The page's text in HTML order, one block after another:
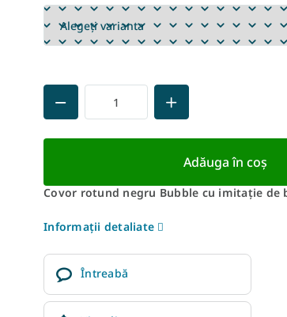
Adăuga în coş
Covor rotund negru Bubble cu imitație de
Informaţii detaliate
Întreabă